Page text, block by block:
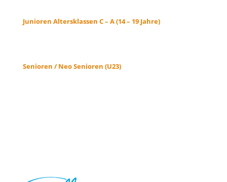
Junioren Altersklassen C – A (14 – 19 Jahre)
Senioren / Neo Senioren (U23)